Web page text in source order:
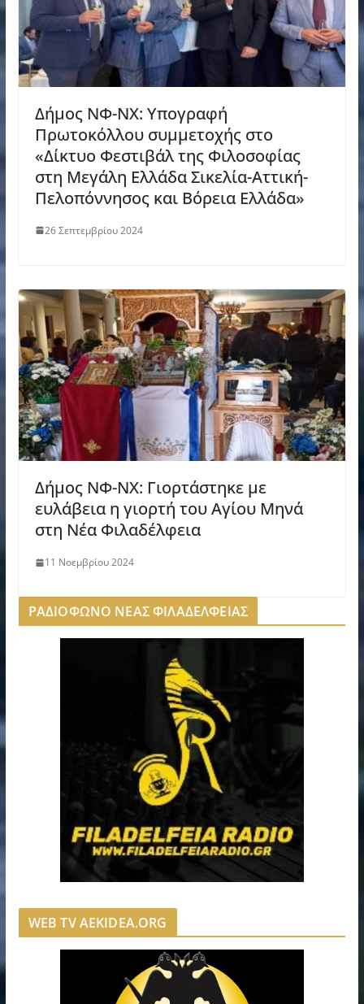
Δήμος ΝΦ-ΝΧ: Υπογραφή
Πρωτοκόλλου συμμετοχής στο
«Δίκτυο Φεστιβάλ της Φιλοσοφίας
στη Μεγάλη Ελλάδα Σικελία-Αττική-
Πελοπόννησος και Βόρεια Ελλάδα»
26 Σεπτεμβρίου 2024
Δήμος ΝΦ-ΝΧ: Γιορτάστηκε με
ευλάβεια η γιορτή του Αγίου Μηνά
στη Νέα Φιλαδέλφεια
11 Νοεμβρίου 2024
ΡΑΔΙΟΦΩΝΟ ΝΕΑΣ ΦΙΛΑΔΕΛΦΕΙΑΣ
WEB TV AEKIDEA.ORG